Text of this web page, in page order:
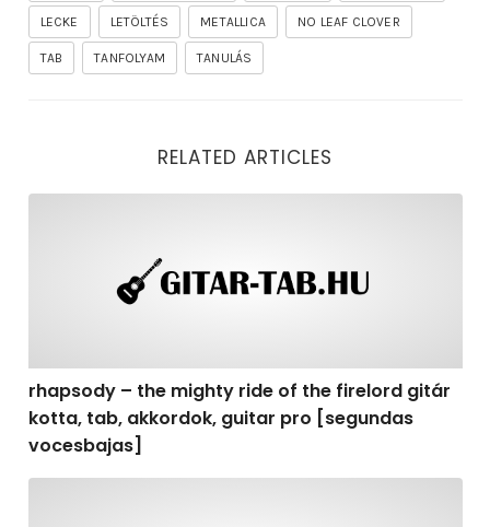
LECKE LETÖLTÉS METALLICA NO LEAF CLOVER
TAB TANFOLYAM TANULÁS
RELATED ARTICLES
rhapsody – the mighty ride of the firelord gitár
kotta, tab, akkordok, guitar pro [segundas
vocesbajas]